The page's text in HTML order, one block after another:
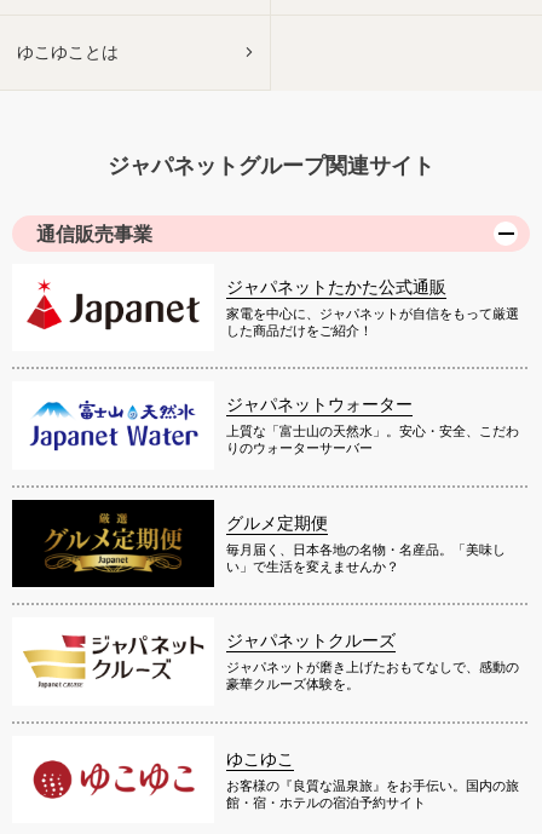
ゆこゆことは
ジャパネットグループ関連サイト
通信販売事業
ジャパネットたかた公式通販
家電を中心に、ジャパネットが自信をもって厳選
した商品だけをご紹介！
ジャパネットウォーター
上質な「富士山の天然水」。安心・安全、こだわ
りのウォーターサーバー
グルメ定期便
毎月届く、日本各地の名物・名産品。「美味し
い」で生活を変えませんか？
ジャパネットクルーズ
ジャパネットが磨き上げたおもてなしで、感動の
豪華クルーズ体験を。
ゆこゆこ
お客様の『良質な温泉旅』をお手伝い。国内の旅
館・宿・ホテルの宿泊予約サイト